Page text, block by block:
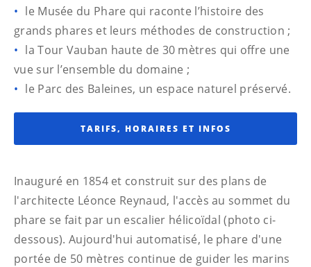
le Musée du Phare qui raconte l’histoire des
grands phares et leurs méthodes de construction ;
la Tour Vauban haute de 30 mètres qui offre une
vue sur l’ensemble du domaine ;
le Parc des Baleines, un espace naturel préservé.
TARIFS, HORAIRES ET INFOS
Inauguré en 1854 et construit sur des plans de
l'architecte Léonce Reynaud, l'accès au sommet du
phare se fait par un escalier hélicoïdal (photo ci-
dessous). Aujourd'hui automatisé, le phare d'une
portée de 50 mètres continue de guider les marins